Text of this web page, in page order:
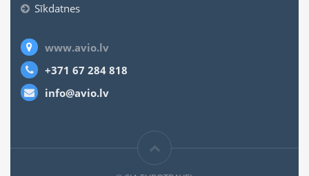
Sīkdatnes
www.avio.lv
+371 67 284 818
info@avio.lv